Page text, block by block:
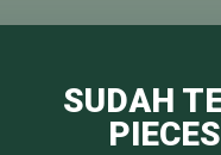
SUDAH